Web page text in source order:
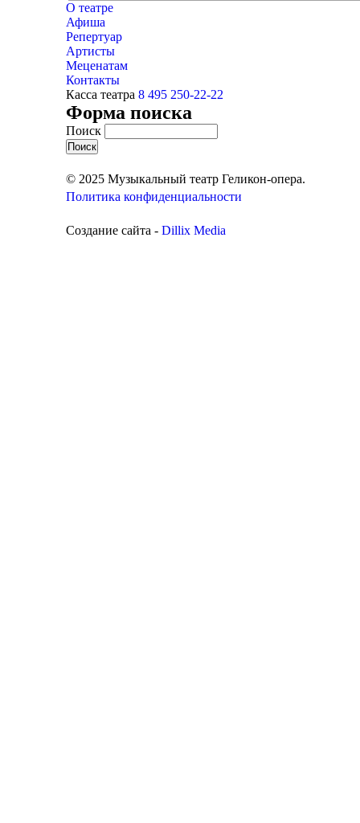
О театре
Афиша
Репертуар
Артисты
Меценатам
Контакты
Касса театра 8 495 250-22-22
Форма поиска
Поиск
© 2025 Музыкальный театр Геликон-опера.
Политика конфиденциальности
Создание сайта - Dillix Media